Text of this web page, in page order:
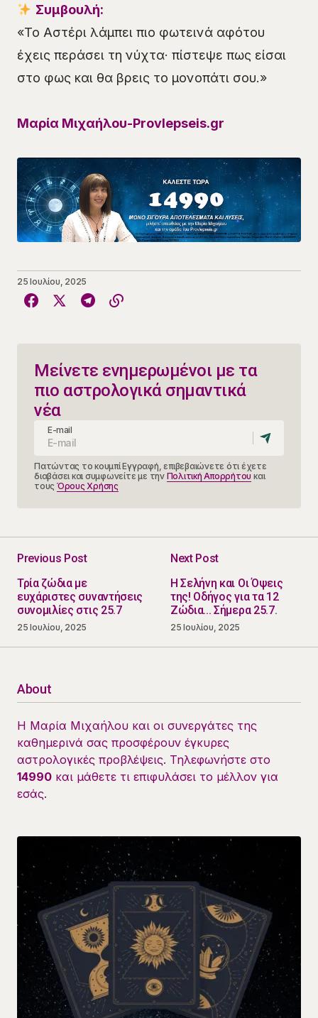
Συμβουλή:
«Το Αστέρι λάμπει πιο φωτεινά αφότου
έχεις περάσει τη νύχτα· πίστεψε πως είσαι
στο φως και θα βρεις το μονοπάτι σου.»
Μαρία Μιχαήλου-Provlepseis.gr
25 Ιουλίου, 2025
Μείνετε ενημερωμένοι με τα
πιο αστρολογικά σημαντικά
νέα
E-mail
Πατώντας το κουμπί Εγγραφή, επιβεβαιώνετε ότι έχετε
διαβάσει και συμφωνείτε με την Πολιτική Απορρήτου και
τους Όρους Χρήσης
Previous Post
Τρία ζώδια με
ευχάριστες συναντήσεις
συνομιλίες στις 25.7
25 Ιουλίου, 2025
Next Post
Η Σελήνη και Οι Όψεις
της! Οδήγος για τα 12
Ζώδια... Σήμερα 25.7.
25 Ιουλίου, 2025
About
Η Μαρία Μιχαήλου και οι συνεργάτες της
καθημερινά σας προσφέρουν έγκυρες
αστρολογικές προβλέψεις. Τηλεφωνήστε στο
14990 και μάθετε τι επιφυλάσει το μέλλον για
εσάς.